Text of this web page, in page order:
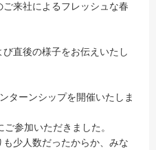
来社によるフレッシュな春
直後の様子をお伝えいたし
ターンシップを開催いたしま
参加いただきました。
少人数だったからか、みな